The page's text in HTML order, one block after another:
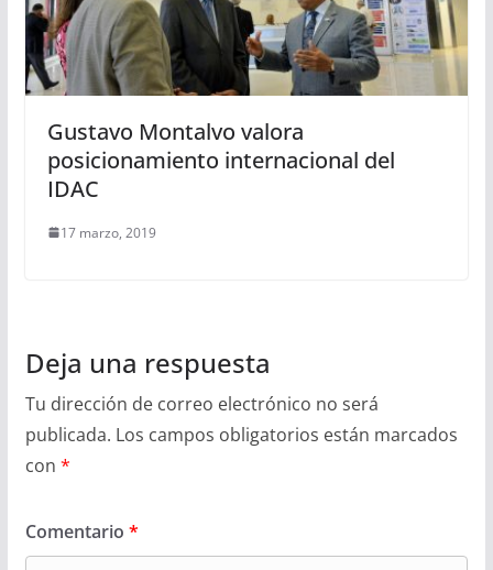
Gustavo Montalvo valora
posicionamiento internacional del
IDAC
17 marzo, 2019
Deja una respuesta
Tu dirección de correo electrónico no será
publicada. Los campos obligatorios están marcados
con *
Comentario *